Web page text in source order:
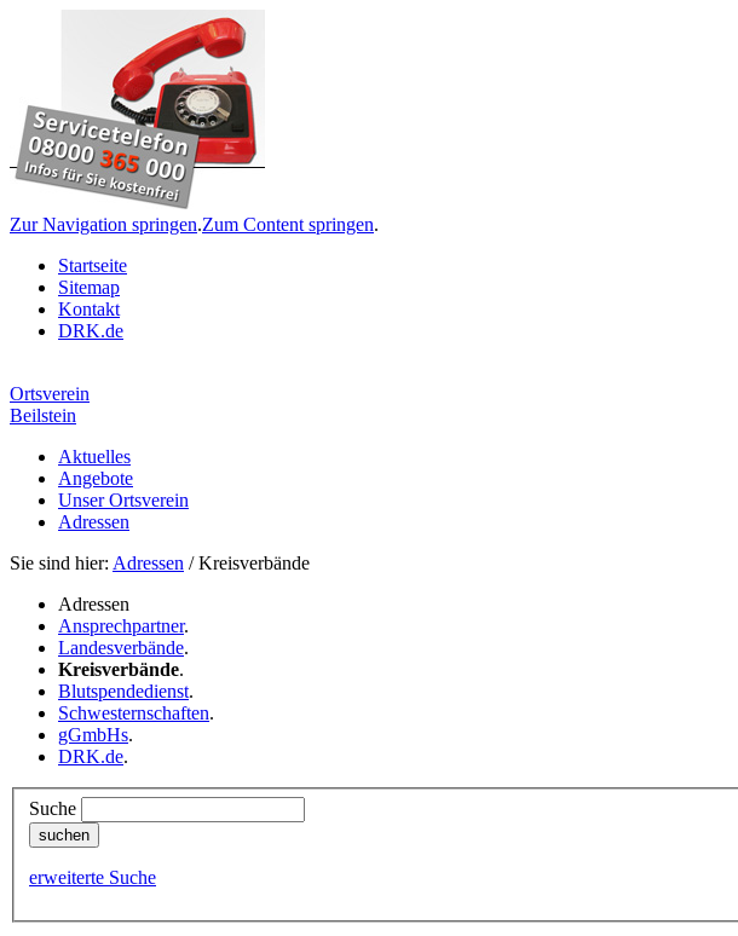
Zur Navigation springen.Zum Content springen.
Startseite
Sitemap
Kontakt
DRK.de
Ortsverein
Beilstein
Aktuelles
Angebote
Unser Ortsverein
Adressen
Sie sind hier: Adressen / Kreisverbände
Adressen
Ansprechpartner.
Landesverbände.
Kreisverbände.
Blutspendedienst.
Schwesternschaften.
gGmbHs.
DRK.de.
Suche
erweiterte Suche